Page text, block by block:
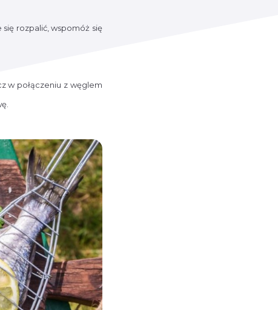
rozpalić, wspomóż się
w połączeniu z węglem